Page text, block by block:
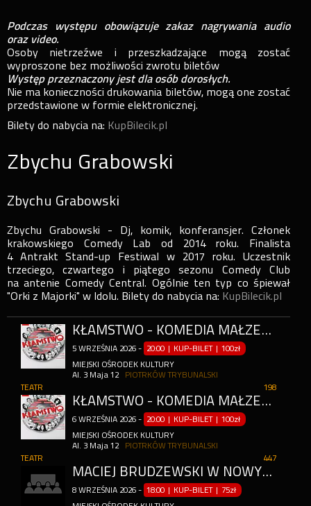
Podczas występu obowiązuje zakaz nagrywania audio
oraz video.
Osoby nietrzeźwe i przeszkadzające mogą zostać
wyproszone bez możliwości zwrotu biletów
Występ przeznaczony jest dla osób dorosłych.
Nie ma konieczności drukowania biletów, mogą one zostać
przedstawione w formie elektronicznej.
Bilety do nabycia na: KupBilecik.pl
Zbychu Grabowski
Zbychu Grabowski
Zbychu Grabowski - Dj, komik, konferansjer. Członek
krakowskiego Comedy Lab od 2014 roku. Finalista
4 Antrakt Stand-up Festiwal w 2017 roku. Uczestnik
trzeciego, czwartego i piątego sezonu Comedy Club
na antenie Comedy Central. Ogólnie ten typ co śpiewał
"Orki z Majorki" w Idolu. Bilety do nabycia na: KupBilecik.pl
KŁAMSTWO - KOMEDIA MAŁŻEŃSKA W GWIAZDORSKIEJ OBSADZIE!
5 WRZEŚNIA 2026 - 20:00 | KUP-BILET |100zł
MIEJSKI OŚRODEK KULTURY
Al. 3 Maja 12
PIOTRKÓW TRYBUNALSKI
198
TEATR
KŁAMSTWO - KOMEDIA MAŁŻEŃSKA W GWIAZDORSKIEJ OBSADZIE!
6 WRZEŚNIA 2026 - 20:00 | KUP-BILET |100zł
MIEJSKI OŚRODEK KULTURY
Al. 3 Maja 12
PIOTRKÓW TRYBUNALSKI
447
TEATR
MACIEJ BRUDZEWSKI W NOWYM PROGRAMIE "PODAJ DALEJ"
8 WRZEŚNIA 2026 - 18:00 | KUP-BILET | 75zł